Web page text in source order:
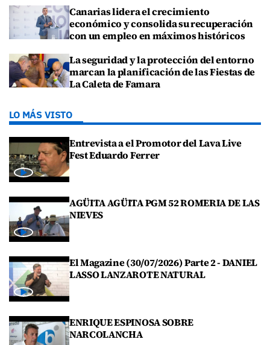
Canarias lidera el crecimiento
económico y consolida su recuperación
con un empleo en máximos históricos
La seguridad y la protección del entorno
marcan la planificación de las Fiestas de
La Caleta de Famara
LO MÁS VISTO
Entrevista a el Promotor del Lava Live
Fest Eduardo Ferrer
AGÜITA AGÜITA PGM 52 ROMERIA DE LAS
NIEVES
El Magazine (30/07/2026) Parte 2 - DANIEL
LASSO LANZAROTE NATURAL
ENRIQUE ESPINOSA SOBRE
NARCOLANCHA